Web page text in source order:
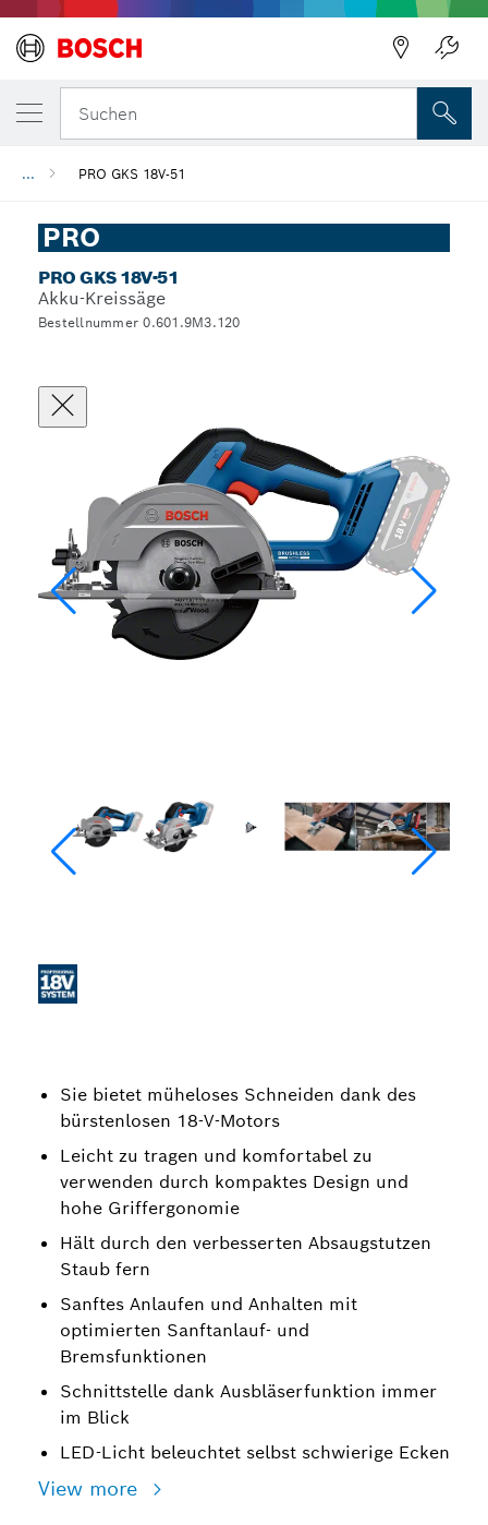
Suchen
... PRO GKS 18V-51
PRO
PRO GKS 18V-51
Akku-Kreissäge
Bestellnummer 0.601.9M3.120
Sie bietet müheloses Schneiden dank des
bürstenlosen 18-V-Motors
Leicht zu tragen und komfortabel zu
verwenden durch kompaktes Design und
hohe Griffergonomie
Hält durch den verbesserten Absaugstutzen
Staub fern
Sanftes Anlaufen und Anhalten mit
optimierten Sanftanlauf- und
Bremsfunktionen
Schnittstelle dank Ausbläserfunktion immer
im Blick
LED-Licht beleuchtet selbst schwierige Ecken
View more